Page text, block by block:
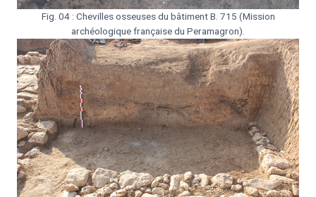
Fig. 04 : Chevilles osseuses du bâtiment B. 715 (Mission
archéologique française du Peramagron).